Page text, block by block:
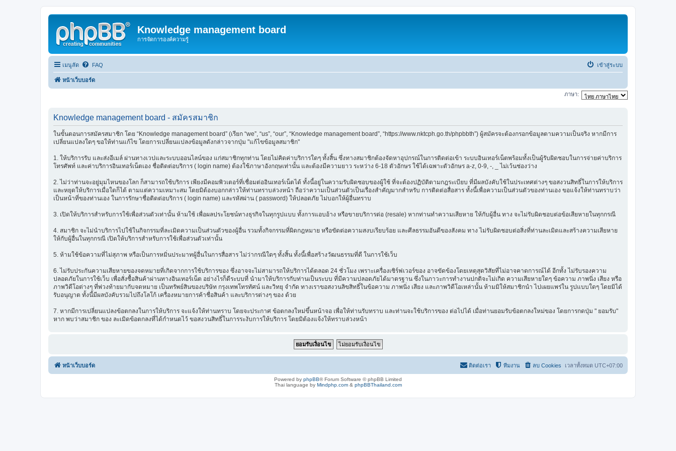
Knowledge management board
การจัดการองค์ความรู้
เมนูลัด FAQ เข้าสู่ระบบ
หน้าเว็บบอร์ด
ภาษา:
Knowledge management board - สมัครสมาชิก
ในขั้นตอนการสมัครสมาชิก โดย “Knowledge management board” (เรียก “we”, “us”, “our”, “Knowledge management board”, “https://www.nktcph.go.th/phpbbth”) ผู้สมัครจะต้องกรอกข้อมูลตามความเป็นจริง หากมีการ
เปลี่ยนแปลงใดๆ ขอให้ท่านแก้ไข โดยการเปลี่ยนแปลงข้อมูลดังกล่าวจากปุ่ม "แก้ไขข้อมูลสมาชิก"
1. ให้บริการรับ และส่งอีเมล์ ผ่านทางเวปและระบบออนไลน์ของ แก่สมาชิกทุกท่าน โดยไม่คิดค่าบริการใดๆ ทั้งสิ้น ซึ่งทางสมาชิกต้องจัดหาอุปกรณ์ในการติดต่อเข้า ระบบอินเทอร์เน็ตพร้อมทั้งเป็นผู้รับผิดชอบในการจ่ายค่าบริการ
โทรศัพท์ และค่าบริการอินเทอร์เน็ตเอง ชื่อติดต่อบริการ ( login name) ต้องใช้ภาษาอังกฤษเท่านั้น และต้องมีความยาว ระหว่าง 6-18 ตัวอักษร ใช้ได้เฉพาะตัวอักษร a-z, 0-9, -, _ ไม่เว้นช่องว่าง
2. ไม่ว่าท่านจะอยู่มุมไหนของโลก ก็สามารถใช้บริการ เพียงมีคอมพิวเตอร์ที่เชื่อมต่ออินเทอร์เน็ตได้ ทั้งนี้อยู่ในความรับผิดชอบของผู้ใช้ ที่จะต้องปฏิบัติตามกฎระเบียบ ที่มีผลบังคับใช้ในประเทศต่างๆ ขอสงวนสิทธิ์ในการให้บริการ
และหยุดให้บริการเมื่อใดก็ได้ ตามแต่ความเหมาะสม โดยมิต้องบอกกล่าวให้ท่านทราบล่วงหน้า ถือว่าความเป็นส่วนตัวเป็นเรื่องสำคัญมากสำหรับ การติดต่อสื่อสาร ทั้งนี้เพื่อความเป็นส่วนตัวของท่านเอง ขอแจ้งให้ท่านทราบว่า
เป็นหน้าที่ของท่านเอง ในการรักษาชื่อติดต่อบริการ ( login name) และรหัสผ่าน ( password) ให้ปลอดภัย ไม่บอกให้ผู้อื่นทราบ
3. เปิดให้บริการสำหรับการใช้เพื่อส่วนตัวเท่านั้น ห้ามใช้ เพื่อผลประโยชน์ทางธุรกิจในทุกรูปแบบ ทั้งการแอบอ้าง หรือขายบริการต่อ (resale) หากท่านทำความเสียหาย ให้กับผู้อื่น ทาง จะไม่รับผิดชอบต่อข้อเสียหายในทุกกรณี
4. สมาชิก จะไม่นำบริการไปใช้ในกิจกรรมที่ละเมิดความเป็นส่วนตัวของผู้อื่น รวมทั้งกิจกรรมที่ผิดกฎหมาย หรือขัดต่อความสงบเรียบร้อย และศีลธรรมอันดีของสังคม ทาง ไม่รับผิดชอบต่อสิ่งที่ท่านละเมิดและสร้างความเสียหาย
ให้กับผู้อื่นในทุกกรณี เปิดให้บริการสำหรับการใช้เพื่อส่วนตัวเท่านั้น
5. ห้ามใช้ข้อความที่ไม่สุภาพ หรือเป็นการหมิ่นประมาทผู้อื่นในการสื่อสาร ไม่ว่ากรณีใดๆ ทั้งสิ้น ทั้งนี้เพื่อสร้างวัฒนธรรมที่ดี ในการใช้เว็บ
6. ไม่รับประกันความเสียหายของจดหมายที่เกิดจากการใช้บริการของ ซึ่งอาจจะไม่สามารถให้บริการได้ตลอด 24 ชั่วโมง เพราะเครื่องเซิร์ฟเวอร์ของ อาจขัดข้องโดยเหตุสุดวิสัยที่ไม่อาจคาดการณ์ได้ อีกทั้ง ไม่รับรองความ
ปลอดภัยในการใช้เว็บ เพื่อสั่งซื้อสินค้าผ่านทางอินเทอร์เน็ต อย่างไรก็ดีระบบที่ นำมาให้บริการกับท่านเป็นระบบ ที่มีความปลอดภัยได้มาตรฐาน ซึ่งในภาวะการทำงานปกติจะไม่เกิด ความเสียหายใดๆ ข้อความ ภาพนิ่ง เสียง หรือ
ภาพวิดีโอต่างๆ ที่พ่วงท้ายมากับจดหมาย เป็นทรัพย์สินของบริษัท กรุงเทพโทรทัศน์ และวิทยุ จำกัด ทางเราขอสงวนลิขสิทธิ์ในข้อความ ภาพนิ่ง เสียง และภาพวิดีโอเหล่านั้น ห้ามมิให้สมาชิกนำ ไปเผยแพร่ใน รูปแบบใดๆ โดยมิได้
รับอนุญาต ทั้งนี้มีผลบังคับรวมไปถึงโลโก้ เครื่องหมายการค้าชื่อสินค้า และบริการต่างๆ ของ ด้วย
7. หากมีการเปลี่ยนแปลงข้อตกลงในการให้บริการ จะแจ้งให้ท่านทราบ โดยจะประกาศ ข้อตกลงใหม่ขึ้นหน้าจอ เพื่อให้ท่านรับทราบ และท่านจะใช้บริการของ ต่อไปได้ เมื่อท่านยอมรับข้อตกลงใหม่ของ โดยการกดปุ่ม " ยอมรับ"
หาก พบว่าสมาชิก ของ ละเมิดข้อตกลงที่ได้กำหนดไว้ ขอสงวนสิทธิ์ในการระงับการให้บริการ โดยมิต้องแจ้งให้ทราบล่วงหน้า
หน้าเว็บบอร์ด เวลาทั้งหมด UTC+07:00
ลบ Cookies
ทีมงาน
ติดต่อเรา
Powered by phpBB® Forum Software © phpBB Limited
Thai language by Mindphp.com& phpBBThailand.com